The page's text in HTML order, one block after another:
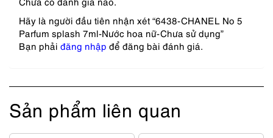
Hãy là người đầu tiên nhận xét “6438-CHANEL No 5
Parfum splash 7ml-Nước hoa nữ-Chưa sử dụng”
Bạn phải đăng nhập để đăng bài đánh giá.
Sản phẩm liên quan